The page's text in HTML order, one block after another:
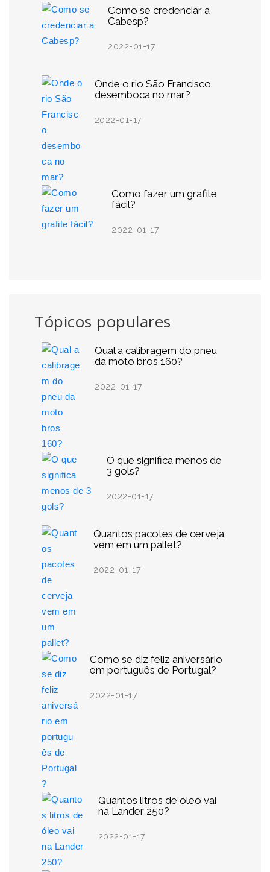
Como se credenciar a
Cabesp?
2022-01-17
Onde o rio São Francisco
desemboca no mar?
2022-01-17
Como fazer um grafite
fácil?
2022-01-17
Tópicos populares
Qual a calibragem do pneu
da moto bros 160?
2022-01-17
O que significa menos de
3 gols?
2022-01-17
Quantos pacotes de cerveja
vem em um pallet?
2022-01-17
Como se diz feliz aniversário
em português de Portugal?
2022-01-17
Quantos litros de óleo vai
na Lander 250?
2022-01-17